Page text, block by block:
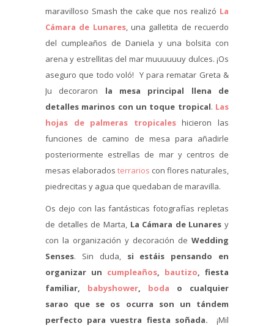
maravilloso Smash the cake que nos realizó La
Cámara de Lunares, una galletita de recuerdo
del cumpleaños de Daniela y una bolsita con
arena y estrellitas del mar muuuuuuy dulces. ¡Os
aseguro que todo voló! Y para rematar Greta &
Ju decoraron la mesa principal llena de
detalles marinos con un toque tropical. Las
hojas de palmeras tropicaleshicieron las
funciones de camino de mesa para añadirle
posteriormente estrellas de mar y centros de
mesas elaborados terrarios con flores naturales,
piedrecitas y agua que quedaban de maravilla.
Os dejo con las fantásticas fotografías repletas
de detalles de Marta, La Cámara de Lunares y
con la organización y decoración de Wedding
Senses. Sin duda, si estáis pensando en
organizar un cumpleaños, bautizo, fiesta
familiar, babyshower, boda o cualquier
sarao que se os ocurra son un tándem
perfecto para vuestra fiesta soñada. ¡Mil